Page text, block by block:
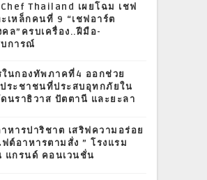
Thailand เผยโฉม เชฟ
เหล็กคนที่ 9 “เชฟอาร์ต
ล”ครบเครื่อง..ฝีมือ-
การณ์
นกองทัพภาคที่4 ออกช่วย
ประชาชนที่ประสบอุทกภัยใน
นราธิวาส ปัตตานี และยะลา
หารปาริชาต เสริฟความอร่อย
ฟต์อาหารตามสั่ง ” โรงแรม
แกรนด์ คอนเวนชั่น